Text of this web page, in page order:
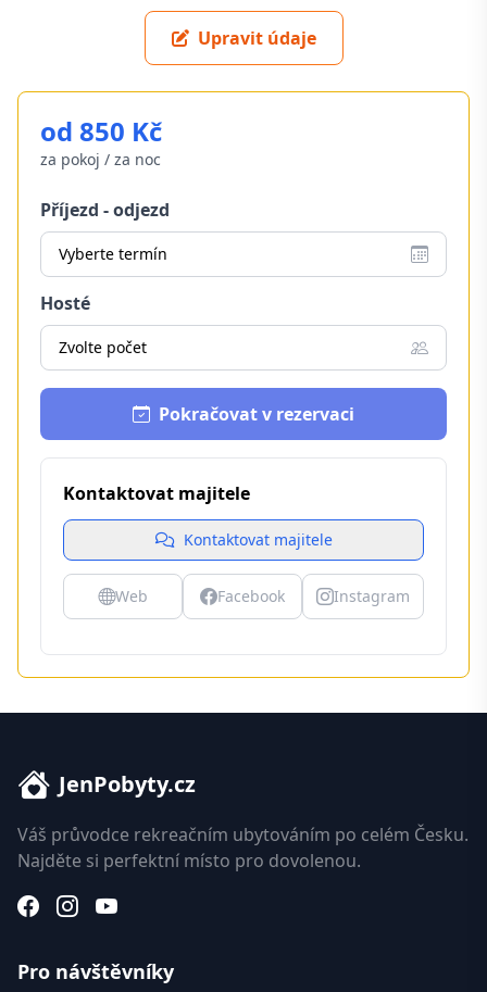
Upravit údaje
od 850 Kč
za pokoj / za noc
Příjezd - odjezd
Vyberte termín
Hosté
Zvolte počet
Pokračovat v rezervaci
Kontaktovat majitele
Kontaktovat majitele
Web Facebook Instagram
JenPobyty.cz
Váš průvodce rekreačním ubytováním po celém Česku.
Najděte si perfektní místo pro dovolenou.
Pro návštěvníky